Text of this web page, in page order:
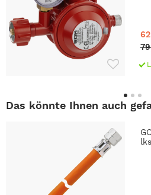
Das könnte Ihnen auch